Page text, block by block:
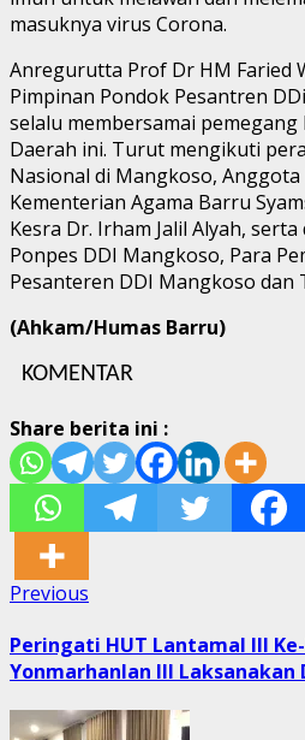
masuknya virus Corona.
Anregurutta Prof Dr HM Faried
Pimpinan Pondok Pesantren
selalu membersamai pemegang
Daerah ini. Turut mengikuti
Nasional di Mangkoso,
Kementerian Agama Barru
Kesra Dr. Irham Jalil Alyah,
Ponpes DDI Mangkoso, Para
Pesanteren DDI Mangkoso dan
(Ahkam/Humas Barru)
KOMENTAR
Share berita ini :
Post
navigation
Previous
Peringati HUT Lantamal III
Yonmarhanlan III Laksanakan